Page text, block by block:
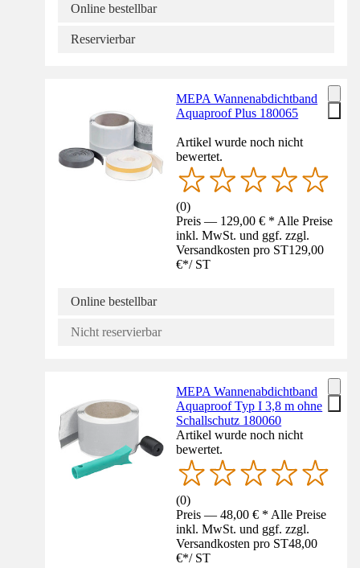
Online bestellbar
Reservierbar
MEPA Wannenabdichtband
Aquaproof Plus 180065
Artikel wurde noch nicht
bewertet.
(0)
Preis — 129,00 € * Alle Preise
inkl. MwSt. und ggf. zzgl.
Versandkosten pro ST129,00
€*/ ST
Online bestellbar
Nicht reservierbar
MEPA Wannenabdichtband
Aquaproof Typ I 3,8 m ohne
Schallschutz 180060
Artikel wurde noch nicht
bewertet.
(0)
Preis — 48,00 € * Alle Preise
inkl. MwSt. und ggf. zzgl.
Versandkosten pro ST48,00
€*/ ST